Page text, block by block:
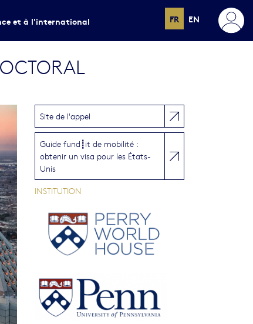
et à l'international FR EN
Site de l'appel
Guide fund┋it de mobilité :
obtenir un visa pour les États-
Unis
INSTITUTION